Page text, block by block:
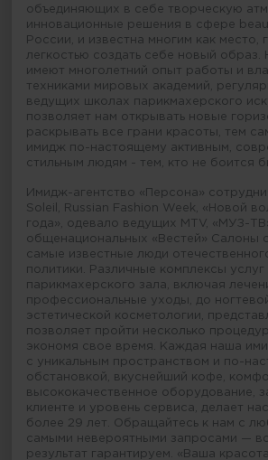
объединяющих в себе творческую
инновационные решения в сфере
России, и известна многим как место,
легкостью создать себе новый образ.
имеют многолетний опыт работы и
техниками мировых академий,
ведущих школах парикмахерского
позволяет нам открывать новые
раскрывать все грани красоты, тем
имидж по-настоящему активным,
стильным людям - тем, кто не боится
Имидж-агентство «Персона»
Soleil, Russian Fashion Week, «Новой
года», одевало ведущих MTV, «МУЗ-
общенациональных «Вестей» Салоны
самые известные люди
политики. Различные комплексы услуг
парикмахерского зала, включая
профессиональные уходы, до
эстетической косметологии,
позволяет пройти несколько
экономя свое время. Каждая наша
с уникальным пространством и по-
обстановкой, вкуснейший кофе,
высококачественное оборудование,
клиенте и уровень сервиса, делает
более 29 лет. Обращайтесь к нам с
самыми невероятными запросами —
результат гарантируем. «Ваша